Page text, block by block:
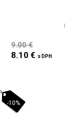
9.00 €
8.10 € s DPH
-10%